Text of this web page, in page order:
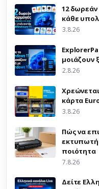
12
κάθε
3.8.26
μοιάζουν
2.8.26
κάρτα
3.8.26
Πώς να
εκτυπωτή
ποιότητα
7.8.26
Δείτε